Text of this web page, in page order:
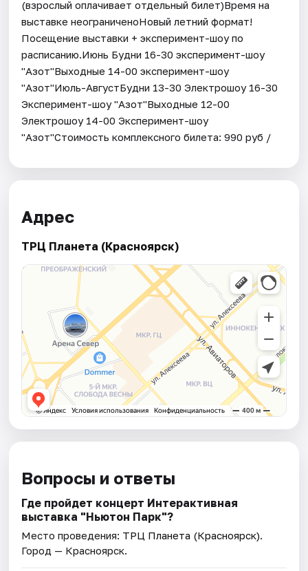
(взрослый оплачивает отдельный билет)Время на
выставке неограниченоНовый летний формат!
Посещение выставки + эксперимент-шоу по
расписанию.Июнь Будни 16-30 эксперимент-шоу
"Азот"Выходные 14-00 эксперимент-шоу
"Азот"Июль-АвгустБудни 13-30 Электрошоу 16-30
Эксперимент-шоу "Азот"Выходные 12-00
Электрошоу 14-00 Эксперимент-шоу
"Азот"Стоимость комплексного билета: 990 руб /
Адрес
ТРЦ Планета (Красноярск)
Вопросы и ответы
Где пройдет концерт Интерактивная
выставка "Ньютон Парк"?
Место проведения: ТРЦ Планета (Красноярск).
Город — Красноярск.